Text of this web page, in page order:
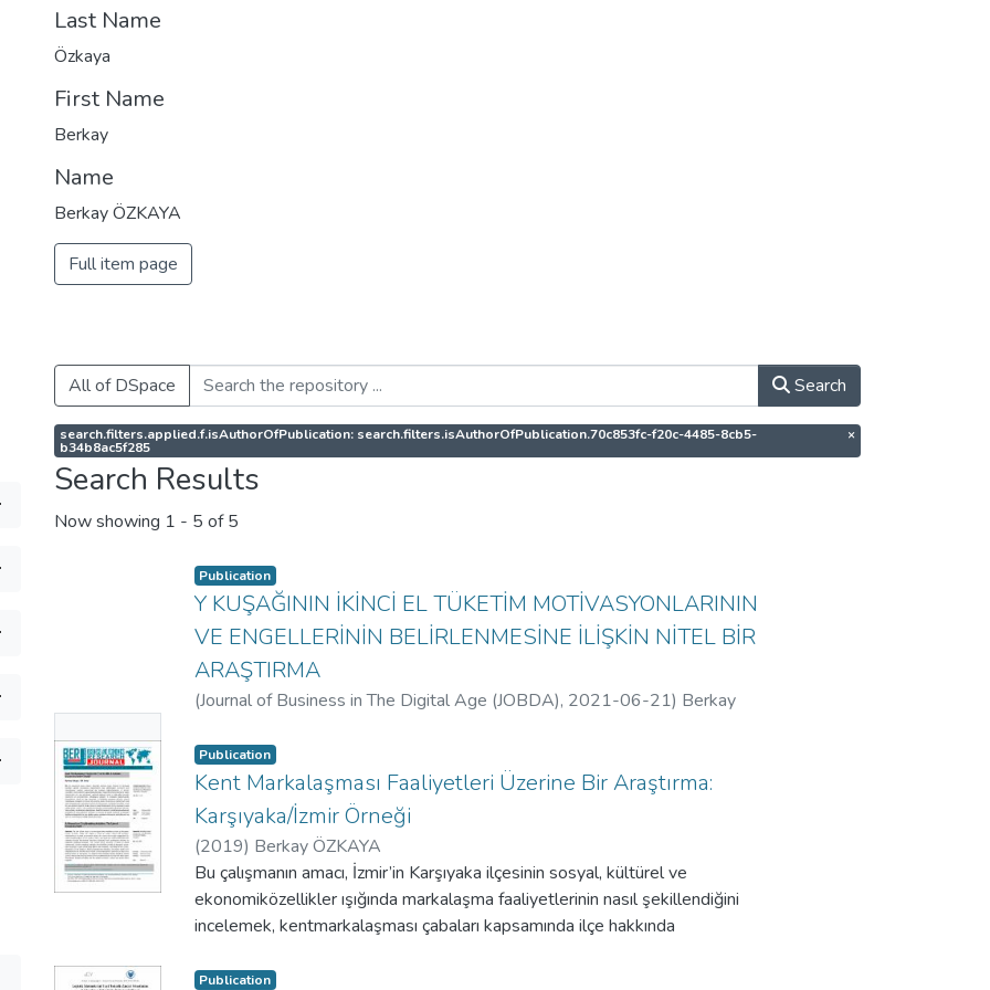
Last Name
Özkaya
First Name
Berkay
Name
Berkay ÖZKAYA
Full item page
All of DSpace Search
search.filters.applied.f.isAuthorOfPublication: search.filters.isAuthorOfPublication.70c853fc-f20c-4485-8cb5-
b34b8ac5f285
×
Search Results
Now showing 1 - 5 of 5
Thumbnai
l
Available
Publication
Y KUŞAĞININ İKİNCİ EL TÜKETİM MOTİVASYONLARININ
VE ENGELLERİNİN BELİRLENMESİNE İLİŞKİN NİTEL BİR
ARAŞTIRMA
(Journal of Business in The Digital Age (JOBDA), 2021-06-21) Berkay
Publication
Kent Markalaşması Faaliyetleri Üzerine Bir Araştırma:
Karşıyaka/İzmir Örneği
(2019) Berkay ÖZKAYA
Elif DENİZ;Özkaya, Berkay; Türk Hava Kurumu Üniversitesi
İzmir Kâtip Çelebi Üniversitesi
Bu çalışmanın amacı, İzmir’in Karşıyaka ilçesinin sosyal, kültürel ve
ekonomiközellikler ışığında markalaşma faaliyetlerinin nasıl şekillendiğini
incelemek, kentmarkalaşması çabaları kapsamında ilçe hakkında
yargısal örnekleme tekniği ile seçilenkatılımcılarla yüz yüze görüşmeler
Publication